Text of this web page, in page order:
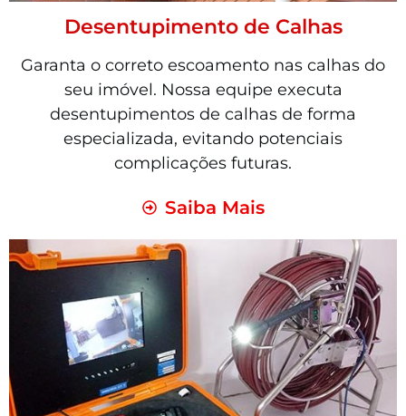
Desentupimento de Calhas
Garanta o correto escoamento nas calhas do
seu imóvel. Nossa equipe executa
desentupimentos de calhas de forma
especializada, evitando potenciais
complicações futuras.
Saiba Mais